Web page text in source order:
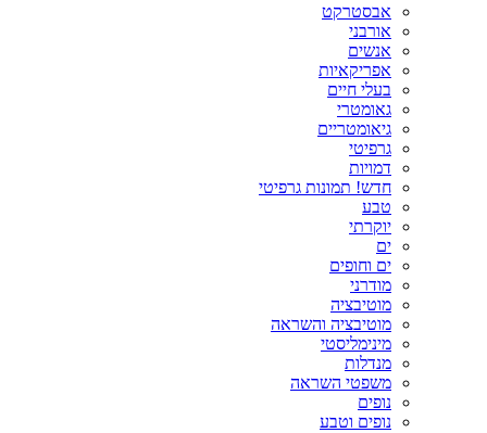
אבסטרקט
אורבני
אנשים
אפריקאיות
בעלי חיים
גאומטרי
גיאומטריים
גרפיטי
דמויות
חדש! תמונות גרפיטי
טבע
יוקרתי
ים
ים וחופים
מודרני
מוטיבציה
מוטיבציה והשראה
מינימליסטי
מנדלות
משפטי השראה
נופים
נופים וטבע